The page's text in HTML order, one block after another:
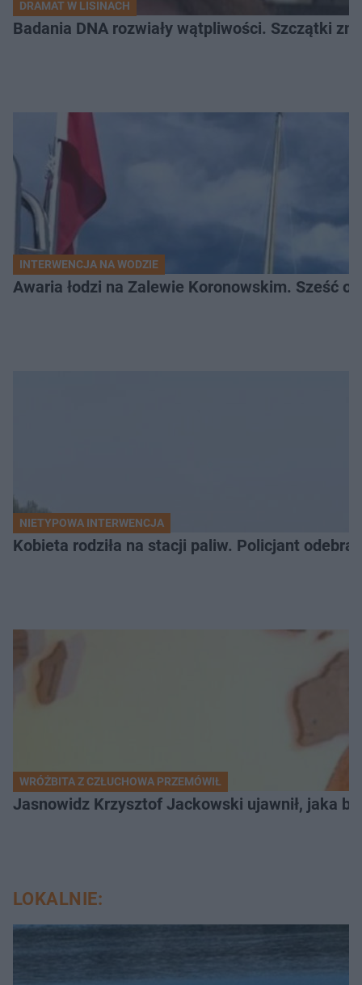
DRAMAT W LISINACH
Badania DNA rozwiały wątpliwości. Szczątki
INTERWENCJA NA WODZIE
Awaria łodzi na Zalewie Koronowskim. Sześć
NIETYPOWA INTERWENCJA
Kobieta rodziła na stacji paliw. Policjant
WRÓŻBITA Z CZŁUCHOWA PRZEMÓWIŁ
Jasnowidz Krzysztof Jackowski ujawnił, jaka
LOKALNIE: